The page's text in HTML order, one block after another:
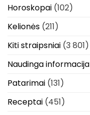
Horoskopai (102)
Kelionės (211)
Kiti straipsniai (3 801)
Naudinga informacija
Patarimai (131)
Receptai (451)